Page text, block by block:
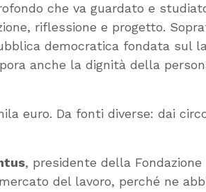
che va guardato e
riflessione e progetto.
democratica fondata sul
anche la dignità della
euro. Da fonti diverse: dai
, presidente della
del lavoro, perché ne